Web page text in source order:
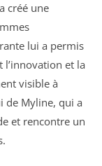
créé une
lui a permis
et la
visible à
de Myline, qui a
et rencontre un